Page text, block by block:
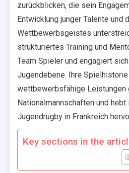
zurückblicken, die sein
Entwicklung junger Talente und
Wettbewerbsgeistes
strukturiertes Training und
Team Spieler und engagiert
Jugendebene. Ihre
wettbewerbsfähige Leistungen
Nationalmannschaften und
Jugendrugby in Frankreich
Key sections in the